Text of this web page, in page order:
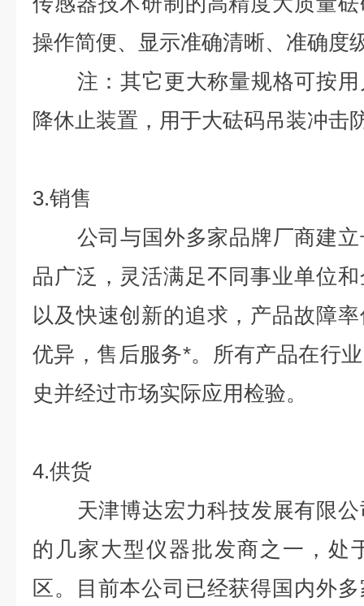
操作简便、显示准确清晰、准确
注：其它更大称量规格可按用
降休止装置，用于大砝码吊装冲击
3.销售
公司与国外多家品牌厂商建立
品广泛，灵活满足不同事业单位
以及快速创新的追求，产品故障
优异，售后服务*。所有产品在行
史并经过市场实际应用检验。
4.供货
天津博达宏力科技发展有限公
的几家大型仪器批发商之一，处
区。目前本公司已经获得国内外